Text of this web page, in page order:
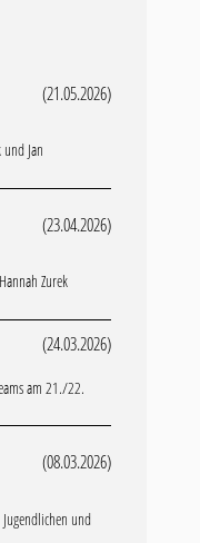
(21.05.2026)
Jan
(23.04.2026)
Zurek
(24.03.2026)
am 21./22.
(08.03.2026)
und